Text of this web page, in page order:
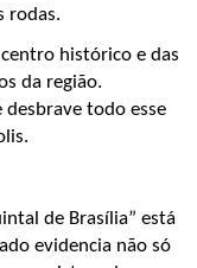
rodas.
histórico e das
da região.
todo esse
de Brasília” está
evidencia não só